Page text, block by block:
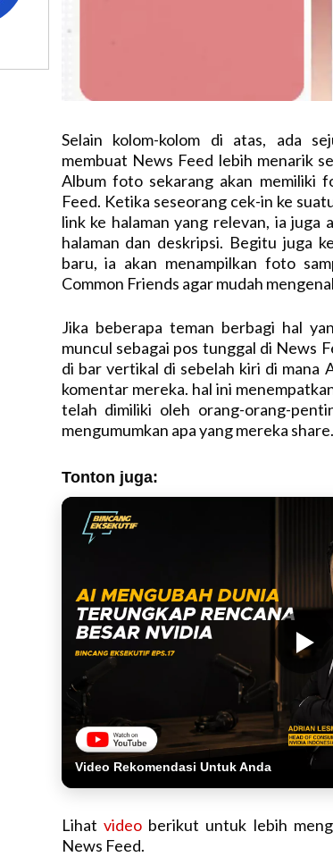
Selain kolom-kolom di atas, ada
membuat News Feed lebih menarik
Album foto sekarang akan memiliki
Feed. Ketika seseorang cek-in ke
link ke halaman yang relevan, ia juga
halaman dan deskripsi. Begitu juga
baru, ia akan menampilkan foto
Common Friends agar mudah
Jika beberapa teman berbagi hal
muncul sebagai pos tunggal di News
di bar vertikal di sebelah kiri di mana
komentar mereka. hal ini
telah dimiliki oleh orang-orang-
mengumumkan apa yang mereka share.
Tonton juga:
Video Rekomendasi Untuk Anda
Lihat videoberikut untuk lebih
News Feed.